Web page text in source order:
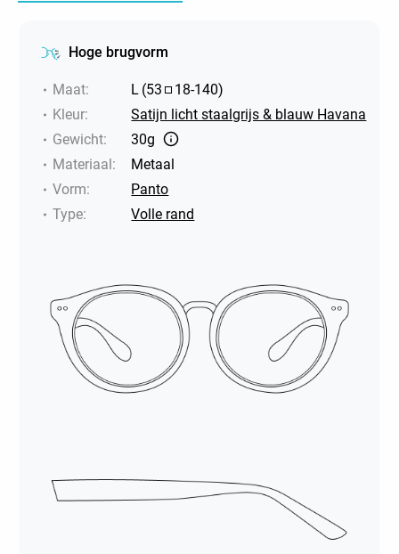
Hoge brugvorm
Maat: L (53 18-140)
Kleur:
Satijn licht staalgrijs & blauw Havana
Gewicht:
30g
Materiaal:
Metaal
Vorm:
Panto
Type: Volle rand